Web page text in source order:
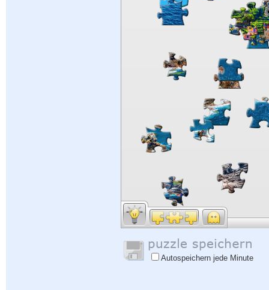
Autospeichern jede Minute